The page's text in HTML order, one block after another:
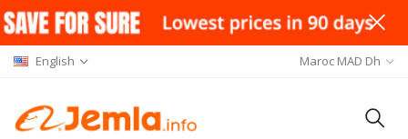
English Maroc MAD Dh